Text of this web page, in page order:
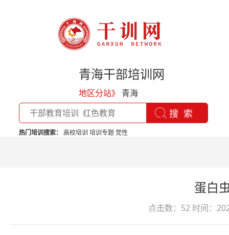
青海干部培训网
地区分站》 青海
热门培训搜索： 高校培训 培训专题 党性
蛋白
点击数：52 时间：